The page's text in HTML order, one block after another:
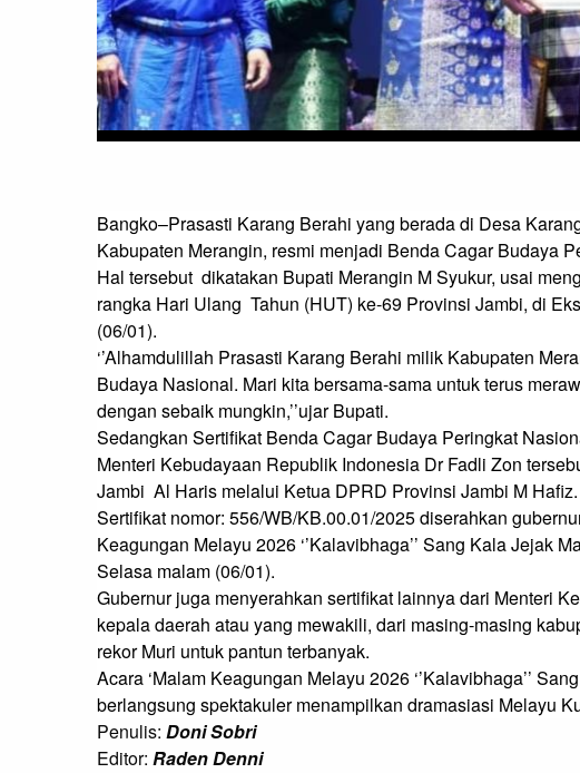
Bangko–Prasasti Karang Berahi yang berada di Desa
Kabupaten Merangin, resmi menjadi Benda Cagar Budaya
Hal tersebut  dikatakan Bupati Merangin M Syukur, usai
rangka Hari Ulang  Tahun (HUT) ke-69 Provinsi Jambi, di
(06/01).
‘’Alhamdulillah Prasasti Karang Berahi milik Kabupaten
Budaya Nasional. Mari kita bersama-sama untuk terus
dengan sebaik mungkin,’’ujar Bupati.
Sedangkan Sertifikat Benda Cagar Budaya Peringkat
Menteri Kebudayaan Republik Indonesia Dr Fadli Zon
Jambi  Al Haris melalui Ketua DPRD Provinsi Jambi M Hafiz.
Sertifikat nomor: 556/WB/KB.00.01/2025 diserahkan
Keagungan Melayu 2026 ‘’Kalavibhaga’’ Sang Kala Jejak
Selasa malam (06/01).
Gubernur juga menyerahkan sertifikat lainnya dari Menteri
kepala daerah atau yang mewakili, dari masing-masing
rekor Muri untuk pantun terbanyak.
Acara ‘Malam Keagungan Melayu 2026 ‘’Kalavibhaga’’
berlangsung spektakuler menampilkan dramasiasi Melayu
Penulis: Doni Sobri
Editor: Raden Denni